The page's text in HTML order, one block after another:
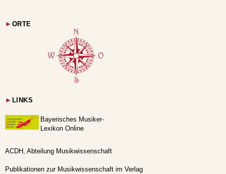
► ORTE
► LINKS
Bayerisches Musiker-
Lexikon Online
ACDH, Abteilung Musikwissenschaft
Publikationen zur Musikwissenschaft im Verlag